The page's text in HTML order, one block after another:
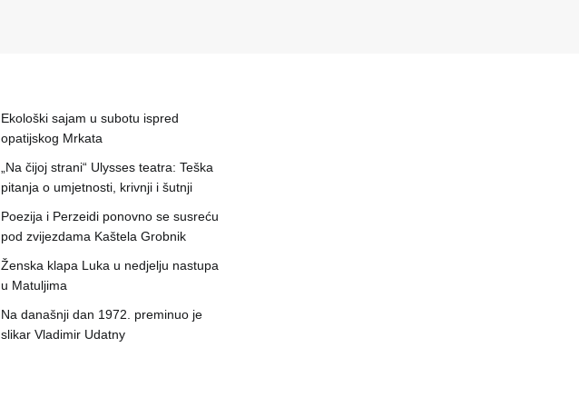
Ekološki sajam u subotu ispred
opatijskog Mrkata
„Na čijoj strani“ Ulysses teatra: Teška
pitanja o umjetnosti, krivnji i šutnji
Poezija i Perzeidi ponovno se susreću
pod zvijezdama Kaštela Grobnik
Ženska klapa Luka u nedjelju nastupa
u Matuljima
Na današnji dan 1972. preminuo je
slikar Vladimir Udatny